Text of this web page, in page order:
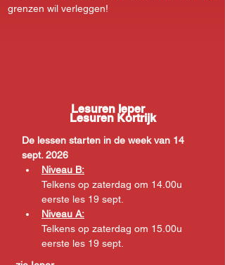
grenzen wil verleggen!
Lesuren Ieper
Lesuren Kortrijk
De lessen starten in de week van 14
sept. 2026
Niveau B:
Telkens op zaterdag om 14.00u
eerste les 19 sept.
Niveau A:
Telkens op zaterdag om 15.00u
eerste les 19 sept.